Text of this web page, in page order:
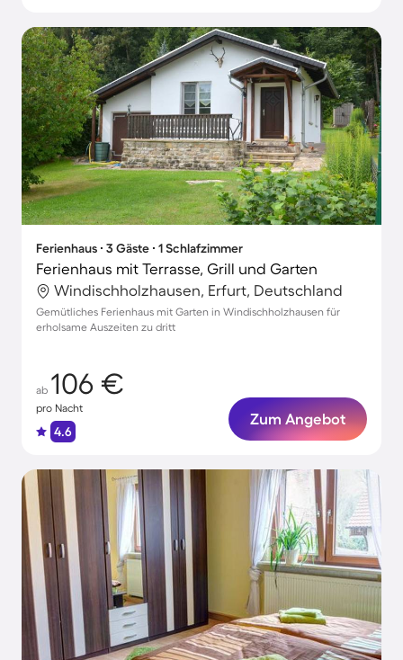
Ferienhaus ∙ 3 Gäste ∙ 1 Schlafzimmer
Ferienhaus mit Terrasse, Grill und Garten
Windischholzhausen, Erfurt, Deutschland
Gemütliches Ferienhaus mit Garten in Windischholzhausen für
erholsame Auszeiten zu dritt
ab 106 €
pro Nacht
4.6
Zum Angebot